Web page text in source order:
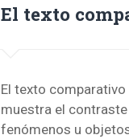
El texto
El texto comparativo
muestra el
fenómenos u